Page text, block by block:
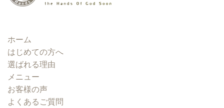
ホーム
はじめての方へ
選ばれる理由
メニュー
お客様の声
よくあるご質問